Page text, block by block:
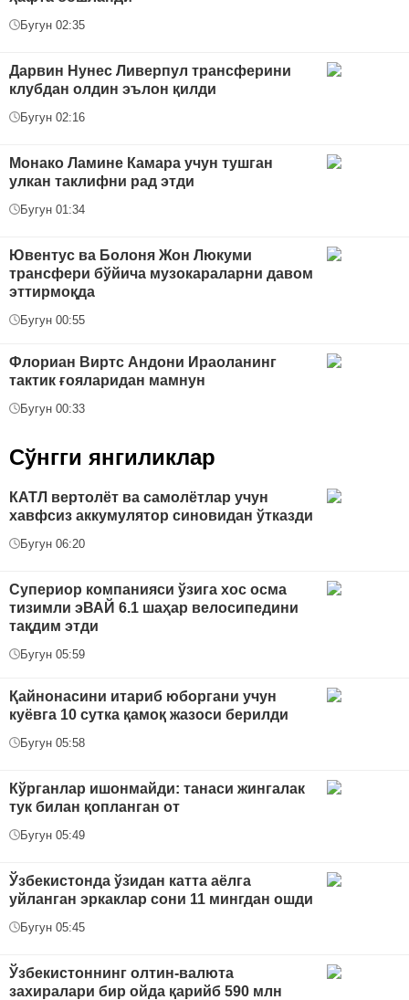
Бугун 02:35
Дарвин Нунес Ливерпул трансферини
клубдан олдин эълон қилди
Бугун 02:16
Монако Ламине Камара учун тушган
улкан таклифни рад этди
Бугун 01:34
Ювентус ва Болоня Жон Люкуми
трансфери бўйича музокараларни давом
эттирмоқда
Бугун 00:55
Флориан Виртс Андони Ираоланинг
тактик ғояларидан мамнун
Бугун 00:33
Сўнгги янгиликлар
КАТЛ вертолёт ва самолётлар учун
хавфсиз аккумулятор синовидан ўтказди
Бугун 06:20
Супериор компанияси ўзига хос осма
тизимли эВАЙ 6.1 шаҳар велосипедини
тақдим этди
Бугун 05:59
Қайнонасини итариб юборгани учун
куёвга 10 сутка қамоқ жазоси берилди
Бугун 05:58
Кўрганлар ишонмайди: танаси жингалак
тук билан қопланган от
Бугун 05:49
Ўзбекистонда ўзидан катта аёлга
уйланган эркаклар сони 11 мингдан ошди
Бугун 05:45
Ўзбекистоннинг олтин-валюта
захиралари бир ойда қарийб 590 млн